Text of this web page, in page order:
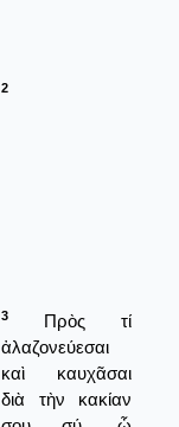
2
3
Πρὸς τί
ἀλαζονεύεσαι
καὶ καυχᾶσαι
διὰ τὴν κακίαν